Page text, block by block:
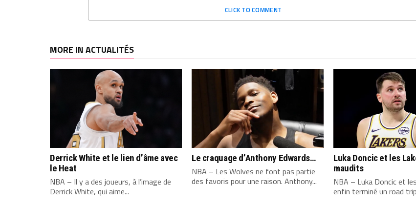
CLICK TO COMMENT
MORE IN ACTUALITÉS
Derrick White et le lien d’âme avec
le Heat
NBA – Il y a des joueurs, à l’image de
Derrick White, qui aime...
Le craquage d’Anthony Edwards…
NBA – Les Wolves ne font pas partie
des favoris pour une raison. Anthony...
Luka Doncic et les
maudits
NBA – Luka Doncic et
enfin terminé un road